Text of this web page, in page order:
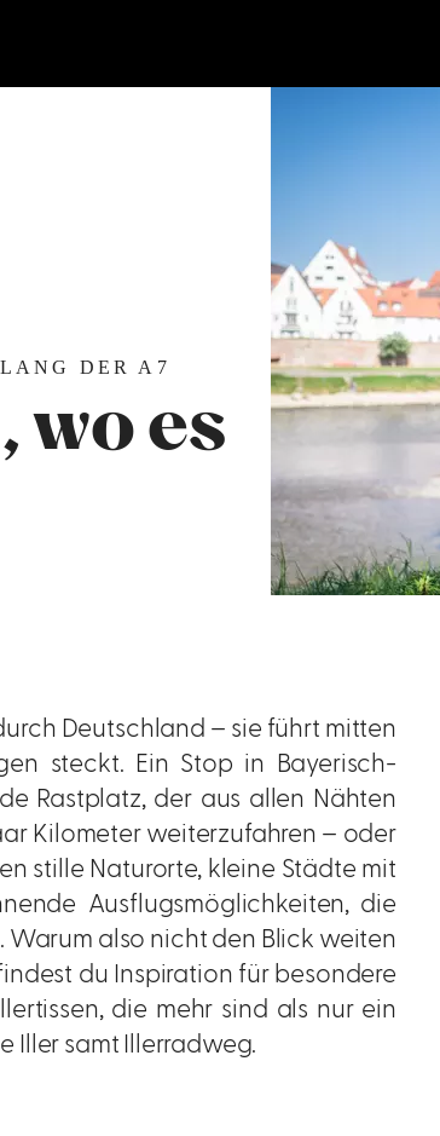
DER A7
wo es
Deutschland – sie führt mitten
steckt. Ein Stop in Bayerisch-
Rastplatz, der aus allen Nähten
Kilometer weiterzufahren – oder
stille Naturorte, kleine Städte mit
Ausflugsmöglichkeiten, die
Warum also nicht den Blick weiten
du Inspiration für besondere
die mehr sind als nur ein
Iller samt Illerradweg.